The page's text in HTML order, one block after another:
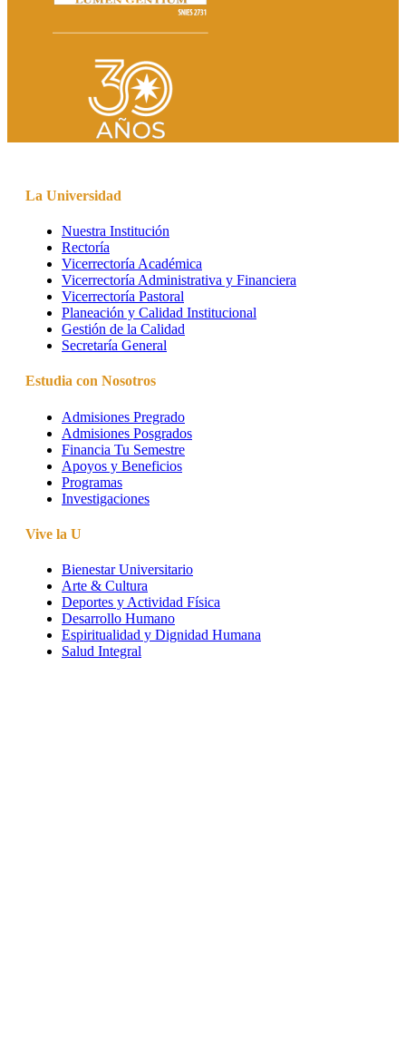
La Universidad
Nuestra Institución
Rectoría
Vicerrectoría Académica
Vicerrectoría Administrativa y Financiera
Vicerrectoría Pastoral
Planeación y Calidad Institucional
Gestión de la Calidad
Secretaría General
Estudia con Nosotros
Admisiones Pregrado
Admisiones Posgrados
Financia Tu Semestre
Apoyos y Beneficios
Programas
Investigaciones
Vive la U
Bienestar Universitario
Arte & Cultura
Deportes y Actividad Física
Desarrollo Humano
Espiritualidad y Dignidad Humana
Salud Integral